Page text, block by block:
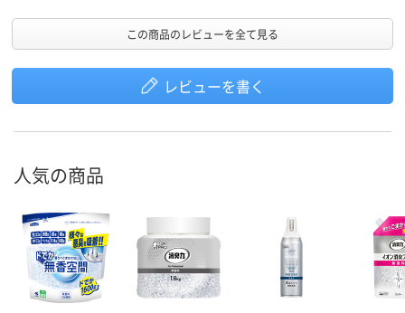
この商品のレビューを全て見る
レビューを書く
人気の商品